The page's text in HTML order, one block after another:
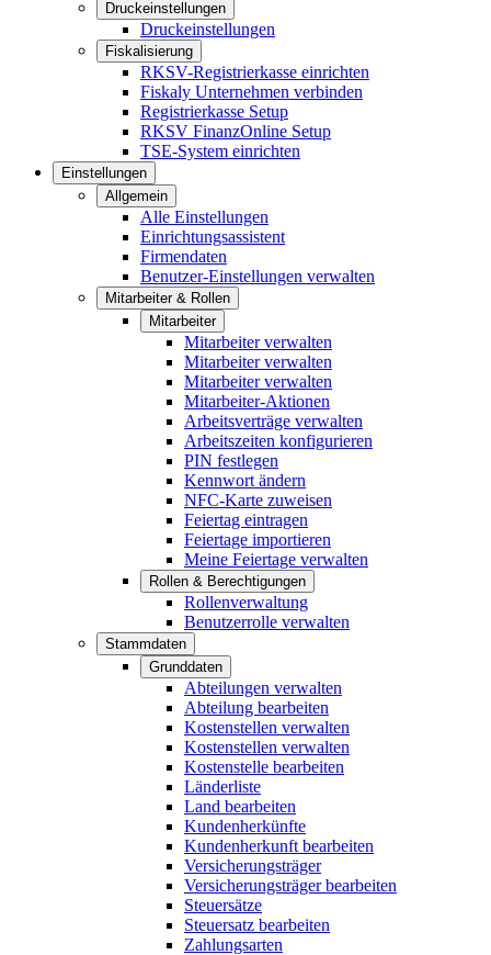
Druckeinstellungen
Druckeinstellungen
Fiskalisierung
RKSV-Registrierkasse einrichten
Fiskaly Unternehmen verbinden
Registrierkasse Setup
RKSV FinanzOnline Setup
TSE-System einrichten
Einstellungen
Allgemein
Alle Einstellungen
Einrichtungsassistent
Firmendaten
Benutzer-Einstellungen verwalten
Mitarbeiter & Rollen
Mitarbeiter
Mitarbeiter verwalten
Mitarbeiter verwalten
Mitarbeiter verwalten
Mitarbeiter-Aktionen
Arbeitsverträge verwalten
Arbeitszeiten konfigurieren
PIN festlegen
Kennwort ändern
NFC-Karte zuweisen
Feiertag eintragen
Feiertage importieren
Meine Feiertage verwalten
Rollen & Berechtigungen
Rollenverwaltung
Benutzerrolle verwalten
Stammdaten
Grunddaten
Abteilungen verwalten
Abteilung bearbeiten
Kostenstellen verwalten
Kostenstellen verwalten
Kostenstelle bearbeiten
Länderliste
Land bearbeiten
Kundenherkünfte
Kundenherkunft bearbeiten
Versicherungsträger
Versicherungsträger bearbeiten
Steuersätze
Steuersatz bearbeiten
Zahlungsarten